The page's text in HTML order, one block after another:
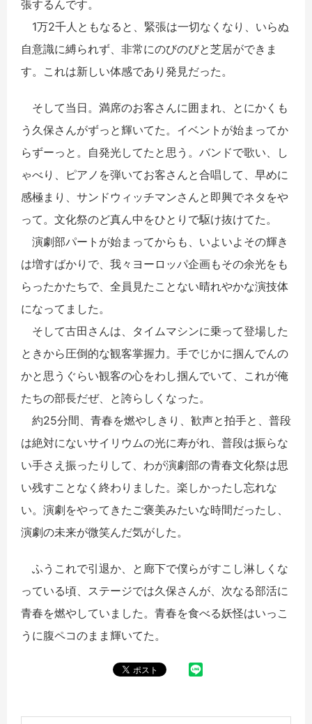
張するんです。
1万2千人ともなると、緊張は一切なくなり、いらぬ
自意識に縛られず、非常にのびのびと芝居ができま
す。これは新しい体感であり発見だった。
そして当日。満席のお客さんに囲まれ、とにかくも
う久保さんがずっと輝いてた。イベントが始まってか
らずーっと。自発光してたと思う。バンドで歌い、し
ゃべり、ピアノを弾いてお客さんと合唱して、早めに
感極まり、サンドウィッチマンさんと即興でネタをや
って。文化祭のど真ん中をひとりで駆け抜けてた。
演劇部パートが始まってからも、いよいよその輝き
は増すばかりで、我々ヨーロッパ企画もその余光をも
らったかたちで、全員見たことない晴れやかな演技体
になってました。
そして古田さんは、タイムマシンに乗って登場した
ときから圧倒的な観客掌握力。手でじかに掴んでんの
かと思うぐらい観客の心をわし掴んでいて、これが俺
たちの部長だぜ、と誇らしくなった。
約25分間、青春を燃やしきり、歓声と拍手と、普段
は絶対にないサイリウムの光に寿がれ、普段は振らな
い手さえ振ったりして、わが演劇部の青春文化祭は思
い残すことなく終わりました。楽しかったし忘れな
い。演劇をやってきたご褒美みたいな時間だったし、
演劇の未来が微笑んだ気がした。
ふうこれで引退か、と廊下で僕らがすこし淋しくな
っている頃、ステージでは久保さんが、次なる部活に
青春を燃やしていました。青春を食べる妖怪はいっこ
うに腹ペコのまま輝いてた。